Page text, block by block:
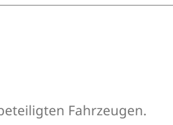
Fahrzeugen.